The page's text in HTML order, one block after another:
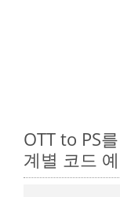
OTT to PS
계별 코드 예